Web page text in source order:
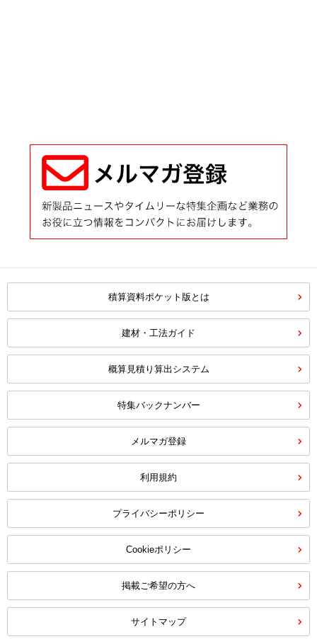
積算資料ポケット版とは
建材・工法ガイド
概算見積り算出システム
特集バックナンバー
メルマガ登録
利用規約
プライバシーポリシー
Cookieポリシー
掲載ご希望の方へ
サイトマップ